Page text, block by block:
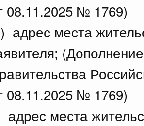
08.11.2025 № 1769)
адрес места
08.11.2025 № 1769)
адрес места